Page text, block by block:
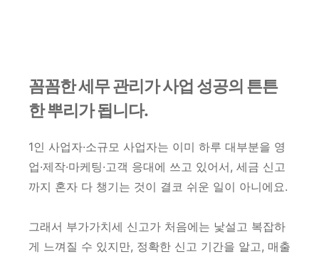
꼼꼼한 세무 관리가 사업 성공의 튼튼
한 뿌리가 됩니다.
1인 사업자·소규모 사업자는 이미 하루 대부분을 영
업·제작·마케팅·고객 응대에 쓰고 있어서, 세금 신고
까지 혼자 다 챙기는 것이 결코 쉬운 일이 아니에요.
그래서 부가가치세 신고가 처음에는 낯설고 복잡하
게 느껴질 수 있지만, 정확한 신고 기간을 알고, 매출